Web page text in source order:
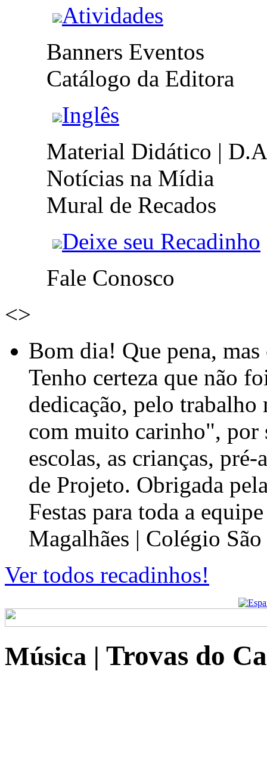
Atividades
Banners Eventos
Catálogo da Editora
Inglês
Material Didático |
Notícias na Mídia
Mural de Recados
Deixe seu Recadinho
Fale Conosco
<>
Bom dia! Que pena,
Tenho certeza que não
dedicação, pelo
com muito carinho", por
escolas, as crianças, pré-
de Projeto. Obrigada
Festas para toda a
Magalhães | Colégio
Ver todos recadinhos!
Música | Trovas do